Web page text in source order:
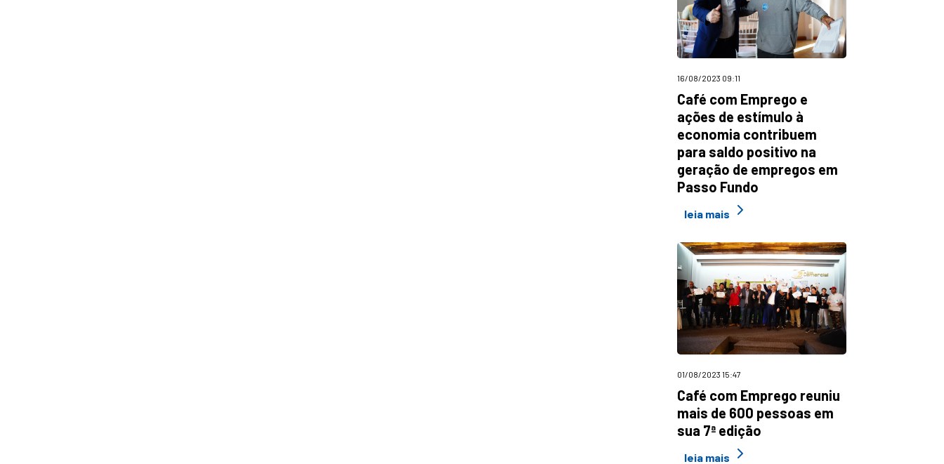
16/08/2023 09:11
Café com Emprego e
ações de estímulo à
economia contribuem
para saldo positivo na
geração de empregos em
Passo Fundo
leia mais
01/08/2023 15:47
Café com Emprego reuniu
mais de 600 pessoas em
sua 7ª edição
leia mais